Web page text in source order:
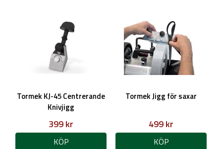
Tormek KJ-45 Centrerande
Knivjigg
399 kr
KÖP
Tormek Jigg för saxar
499 kr
KÖP